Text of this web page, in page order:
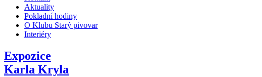
Aktuality
Pokladní hodiny
O Klubu Starý pivovar
Interiéry
Expozice
Karla Kryla